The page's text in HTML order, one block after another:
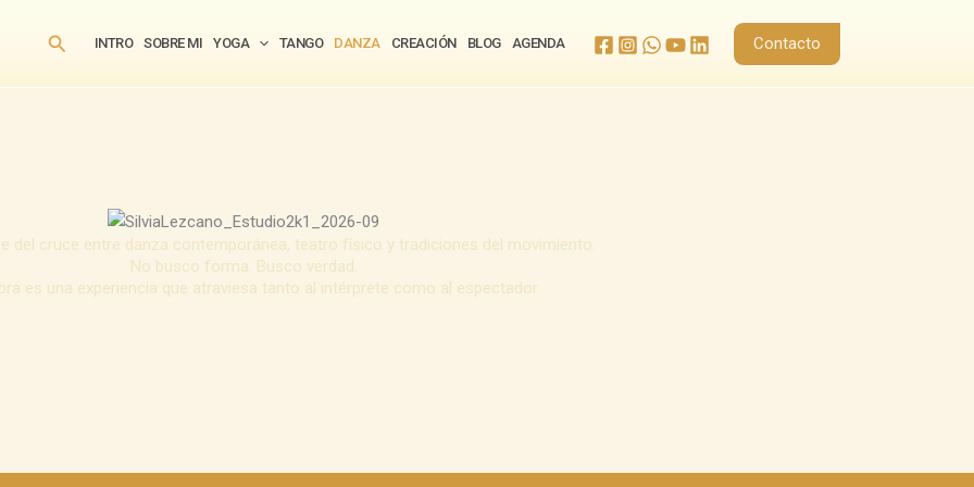
BuscarINTRO SOBRE MI YOGA TANGO DANZA CREACIÓN BLOG AGENDA Contacto
del cruce entre danza contemporánea, teatro físico y tradiciones del movimiento.
No busco forma. Busco verdad.
es una experiencia que atraviesa tanto al intérprete como al espectador.